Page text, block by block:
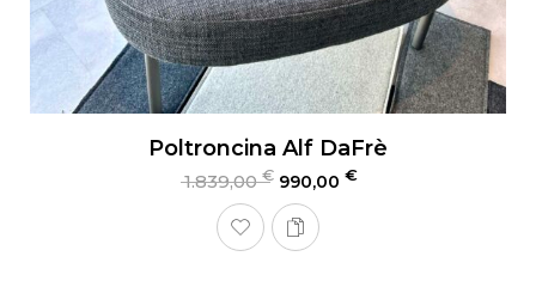
Poltroncina Alf DaFrè
1.839,00€ 990,00 €